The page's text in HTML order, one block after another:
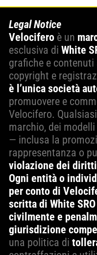
Legal Notice
Velocifero è un
esclusiva di White
grafiche e
copyright e
è l’unica società
promuovere e
Velocifero.
marchio, dei
— inclusa la
rappresentanza o
violazione dei
Ogni entità o
per conto di
scritta di White
civilmente e
giurisdizione
una politica di